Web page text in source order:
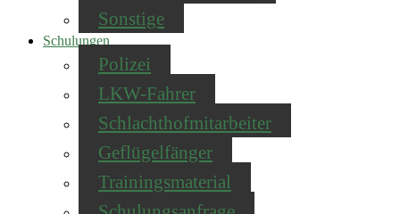
Sonstige
Schulungen
Polizei
LKW-Fahrer
Schlachthofmitarbeiter
Geflügelfänger
Trainingsmaterial